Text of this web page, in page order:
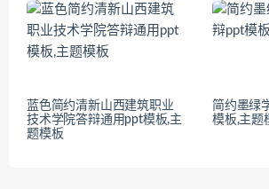
蓝色简约清新山西建筑职业
技术学院答辩通用ppt模板,主
题模板
简约墨绿
模板,主题